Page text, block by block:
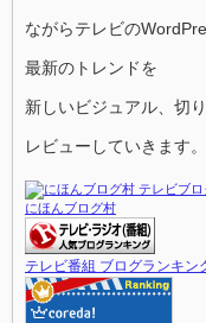
ながらテレビの
最新のトレンドを
新しいビジュアル、切
レビューしていきます。
にほんブログ村
テレビ番組 ブログランキン